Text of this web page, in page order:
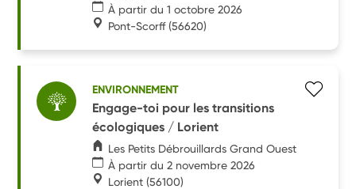
À partir du 1 octobre 2026
Pont-Scorff(56620)
ENVIRONNEMENT
Engage-toi pour les transitions
écologiques / Lorient
Les Petits Débrouillards Grand Ouest
À partir du 2 novembre 2026
Lorient (56100)